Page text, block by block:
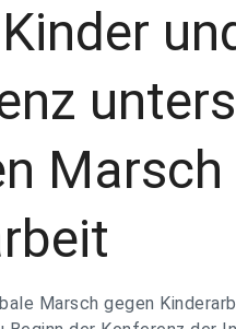
Marsch
Marsch gegen